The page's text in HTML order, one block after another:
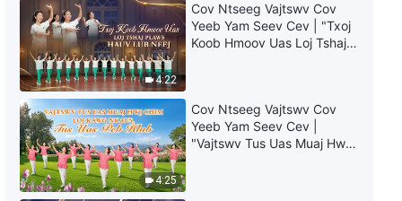
3:13
Nkauj Ntseeg Tawm Tshiab
2022 | “Tej Kev Nthuav Tawm
uas Cov Raug Ua Kom Zoo Tshaj
Plaws Muaj”
6:29
Nkauj Ntseeg Tawm Tshiab
2022 | “Tsuas Yog Vajtswv Xwb
Thiaj Muaj Txoj Kev Ntawm Lub
Neej Txoj Sia”
4:22
Cov Ntseeg Vajtswv Cov
Yeeb Yam Seev Cev | "Txoj
Koob Hmoov Uas Loj Tshaj
4:25
Cov Ntseeg Vajtswv Cov
Yeeb Yam Seev Cev |
"Vajtswv Tus Uas Muaj Hwj